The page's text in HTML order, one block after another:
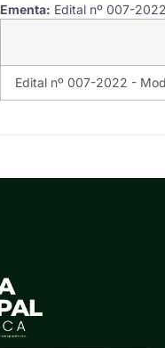
Ementa: Edital nº 007-
Edital nº 007-2022 -